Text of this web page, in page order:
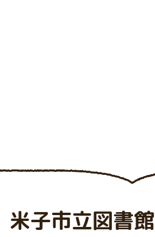
米子市立図書館